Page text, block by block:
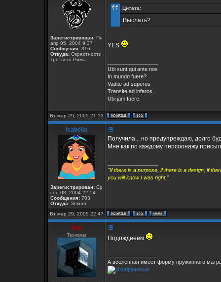
Зарегистрирован: Пн
апр 05, 2004 9:37
Сообщения: 316
Откуда: Окрестности
Третьего Рима
Цитата:
Выслать?
YES
Ubi sunt qui ante nos
In mundo fuere?
Vadite ad superos
Transite ad inferos,
Ubi jam fuere.
Вт мар 29, 2005 21:13
Isabella
Зарегистрирован: Ср
сен 08, 2004 22:54
Сообщения: 703
Откуда: Земля
Получила... но предупреждаю, долго
Мне как по каждому персоонажу
"If there is a purpose, if there is a design, if
you will know I was right."
Вт мар 29, 2005 22:47
Buh
Техномаг Подождееем
А вселенная имеет форму пружинного